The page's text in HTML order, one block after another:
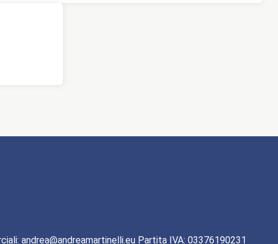
andrea@andreamartinelli.eu Partita IVA: 03376190231